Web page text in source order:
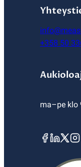
+358 50
ma–pe klo